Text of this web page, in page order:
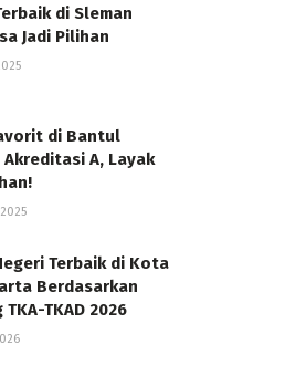
di Sleman
Jadi Pilihan
di Bantul
Akreditasi A, Layak
Terbaik di Kota
Berdasarkan
TKA-TKAD 2026